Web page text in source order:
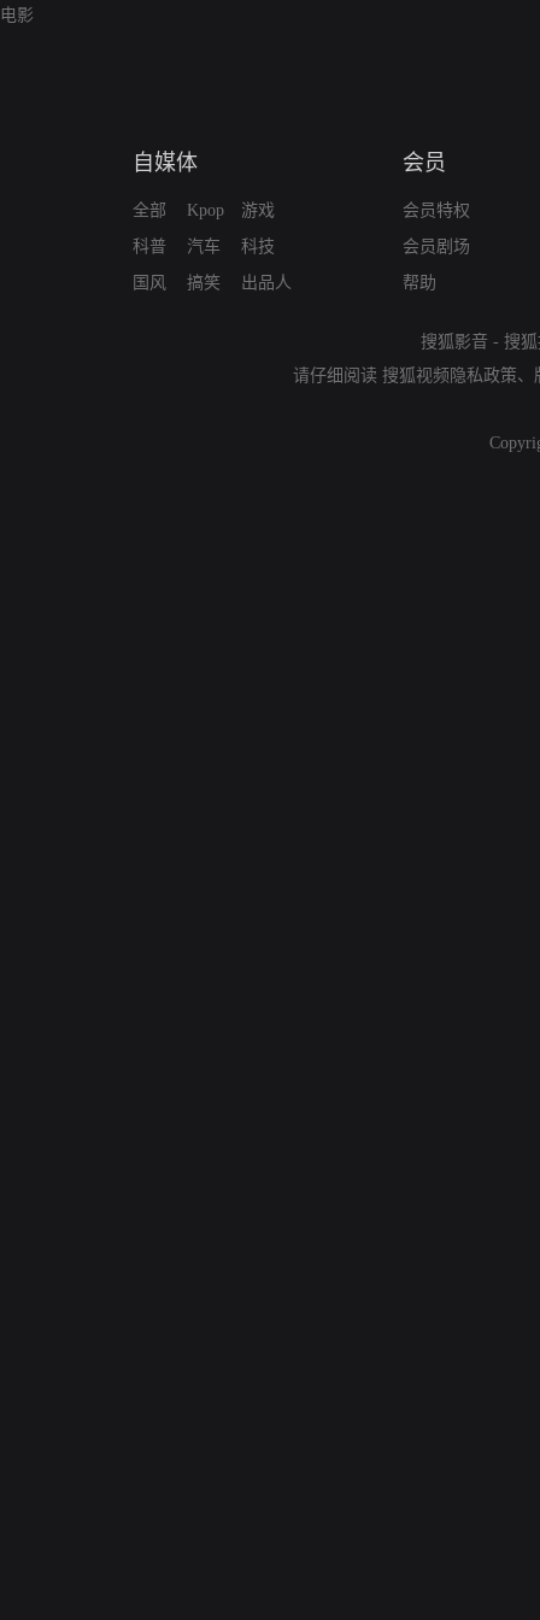
电影
自媒体
全部
科普
国风
Kpop
汽车
搞笑
游戏
科技
出品人
会员
会员特权
会员剧场
帮助
搜狐影音 - 搜
请仔细阅读 搜狐视频隐私政策、